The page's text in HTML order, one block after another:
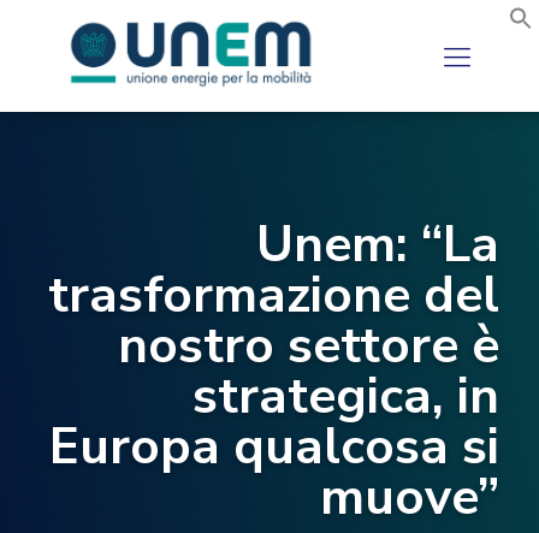
Unem: “La
trasformazione del
nostro settore è
strategica, in
Europa qualcosa si
muove”